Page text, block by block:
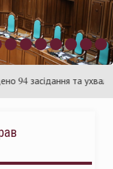
засідання та ухвалено